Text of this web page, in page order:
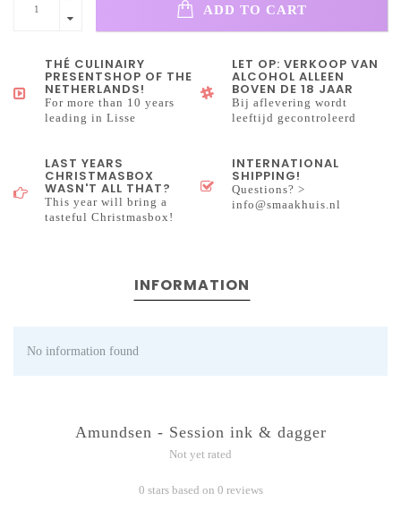
ADD TO CART
THÉ CULINAIRY
PRESENTSHOP OF THE
NETHERLANDS!
For more than 10 years
leading in Lisse
LET OP: VERKOOP VAN
ALCOHOL ALLEEN
BOVEN DE 18 JAAR
Bij aflevering wordt
leeftijd gecontroleerd
LAST YEARS
CHRISTMASBOX
WASN'T ALL THAT?
This year will bring a
tasteful Christmasbox!
INTERNATIONAL
SHIPPING!
Questions? >
info@smaakhuis.nl
INFORMATION
No information found
Amundsen - Session ink & dagger
Not yet rated
0 stars based on 0 reviews